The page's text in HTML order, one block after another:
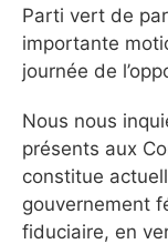
Parti vert de
importante
journée de
Nous nous
présents aux
constitue
gouvernement
fiduciaire, en